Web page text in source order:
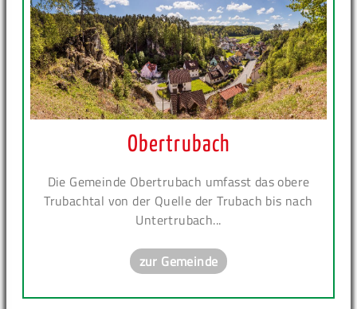
Obertrubach
Die Gemeinde Obertrubach umfasst das obere
Trubachtal von der Quelle der Trubach bis nach
Untertrubach...
zur Gemeinde